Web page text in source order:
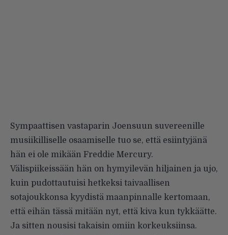
Sympaattisen vastaparin Joensuun suvereenille
musiikilliselle osaamiselle tuo se, että esiintyjänä
hän ei ole mikään Freddie Mercury.
Välispiikeissään hän on hymyilevän hiljainen ja ujo,
kuin pudottautuisi hetkeksi taivaallisen
sotajoukkonsa kyydistä maanpinnalle kertomaan,
että eihän tässä mitään nyt, että kiva kun tykkäätte.
Ja sitten nousisi takaisin omiin korkeuksiinsa.